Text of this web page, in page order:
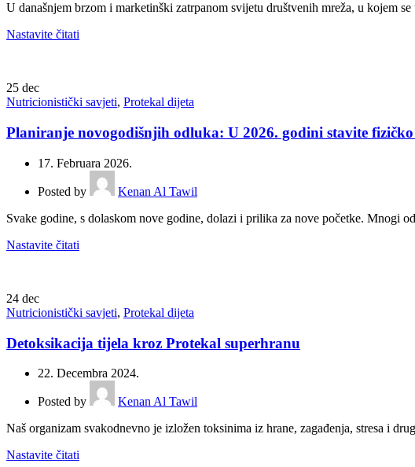
U današnjem brzom i marketinški zatrpanom svijetu društvenih mreža, u kojem
Nastavite čitati
25 dec
Nutricionistički savjeti, Protekal dijeta
Planiranje novogodišnjih odluka: U 2026. godini stavite
17. Februara 2026.
Posted by
Kenan Al Tawil
Svake godine, s dolaskom nove godine, dolazi i prilika za nove početke. Mnogi
Nastavite čitati
24 dec
Nutricionistički savjeti, Protekal dijeta
Detoksikacija tijela kroz Protekal superhranu
22. Decembra 2024.
Posted by
Kenan Al Tawil
Naš organizam svakodnevno je izložen toksinima iz hrane, zagađenja, stresa i
Nastavite čitati